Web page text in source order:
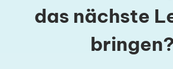
das nächste